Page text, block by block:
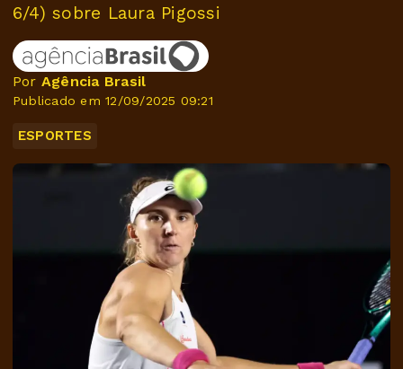
6/4) sobre Laura Pigossi
Por Agência Brasil
Publicado em 12/09/2025 09:21
ESPORTES